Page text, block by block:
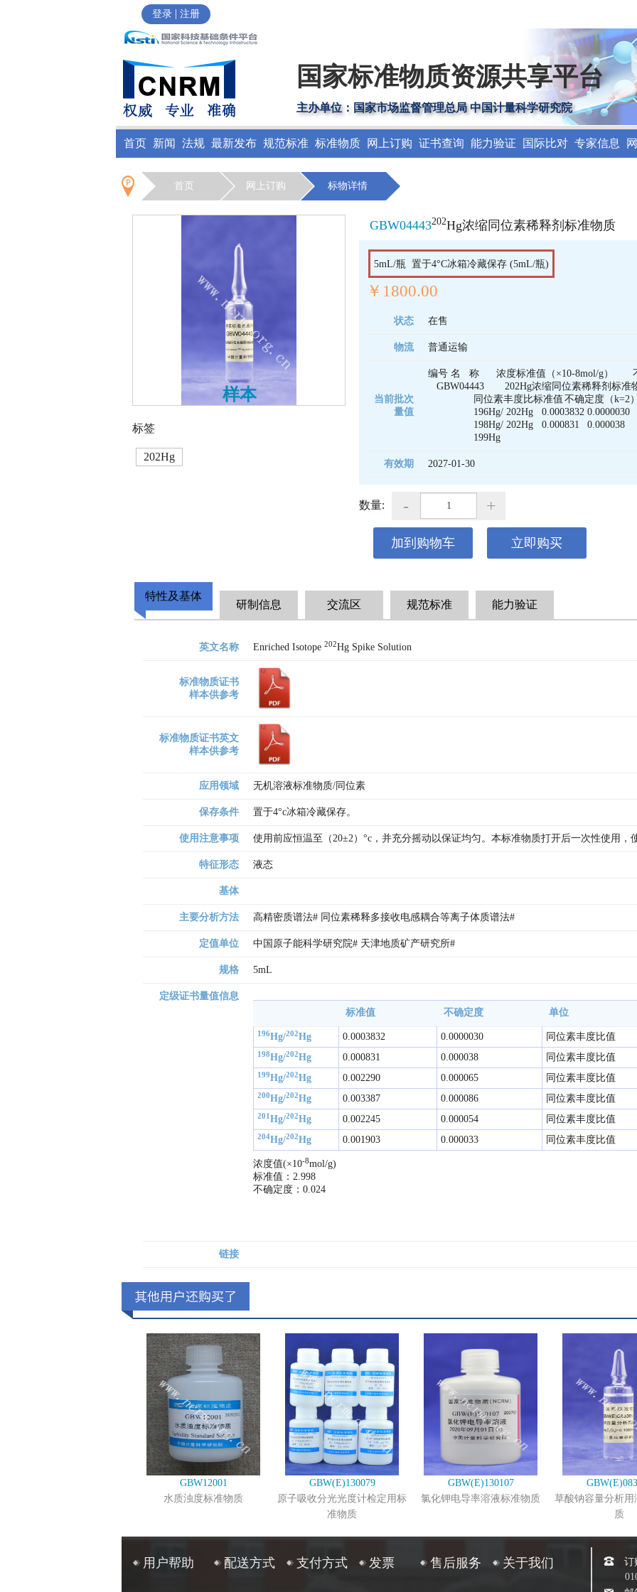
登录 | 注册
国家标准物质资源共享平台
主办单位：国家市场监督管理总局 中国计量科学研究院
首页 新闻 法规 最新发布 规范标准 标准物质 网上订购 证书查询 能力验证 国际比对 专家信息
首页 网上订购 标物详情
样本
标签
202Hg
GBW04443202Hg浓缩同位素稀释剂标准物质
5mL/瓶 置于4°C冰箱冷藏保存 (5mL/瓶)
￥1800.00
状态 在售
物流 普通运输
当前批次
量值
编号	名   称	浓度标准值（×10-8mol/g）	不确定度（×10-10mol/g, k=2）
GBW04443  	   202Hg浓缩同位素稀释剂标准物质   	2.978	2.4
		199Hg
有效期 2027-01-30
数量: - +
加到购物车 立即购买
特性及基体
研制信息 交流区 规范标准 能力验证
英文名称 Enriched Isotope 202Hg Spike Solution
标准物质证书
样本供参考
标准物质证书英文
样本供参考
应用领域 无机溶液标准物质/同位素
保存条件 置于4°c冰箱冷藏保存。
使用注意事项 使用前应恒温至（20±2）°c，并充分摇动以保证均匀。本标准物质打开后一次性使用，
特征形态 液态
基体
主要分析方法 高精密质谱法# 同位素稀释多接收电感耦合等离子体质谱法#
定值单位 中国原子能科学研究院# 天津地质矿产研究所#
规格 5mL
定级证书量值信息
标准值
不确定度 单位
196Hg/202Hg 0.0003832 0.0000030 同位素丰度比值
198Hg/202Hg 0.000831 0.000038 同位素丰度比值
199Hg/202Hg 0.002290 0.000065 同位素丰度比值
200Hg/202Hg 0.003387 0.000086 同位素丰度比值
201 Hg/202Hg 0.002245 0.000054 同位素丰度比值
204Hg/202Hg 0.001903 0.000033 同位素丰度比值
浓度值(×10-8mol/g)
标准值：2.998
不确定度：0.024
链接
GBW12001
水质浊度标准物质
GBW(E)130079
原子吸收分光光度计检定用标
准物质
GBW(E)130107
氯化钾电导率溶液标准物质
草酸钠容量分析用
质
用户帮助 配送方式 支付方式 发票 售后服务 关于我们
订